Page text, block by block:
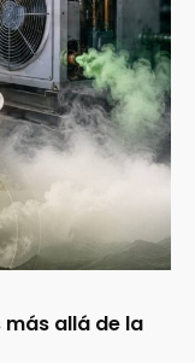
allá de la